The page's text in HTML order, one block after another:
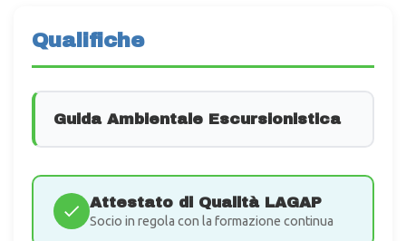
Qualifiche
Guida Ambientale Escursionistica
Attestato di Qualità LAGAP
Socio in regola con la formazione continua